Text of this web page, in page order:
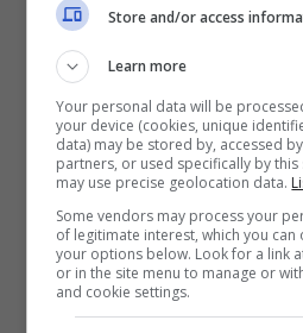
gratuiti, per
più piccoli, le ragazze e i
creatività, gioco e
incontro e di confronto
sociale, educativo e
un’attenzione maggiore
ragazzi con disabilità” –
l’Assessora ai Servizi
Store and/or access
Learn more
Your personal data will be
your device (cookies, unique
data) may be stored by, accessed
partners, or used specifically by
may use precise geolocation data.
Some vendors may process your
of legitimate interest, which you
your options below. Look for a link
or in the site menu to manage or
and cookie settings.